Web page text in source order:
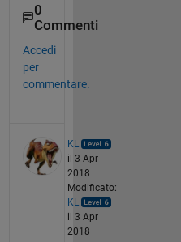
0
Commenti
Accedi
per
commentare.
KL
il 3 Apr
2018
Modificato:
KL
il 3 Apr
2018